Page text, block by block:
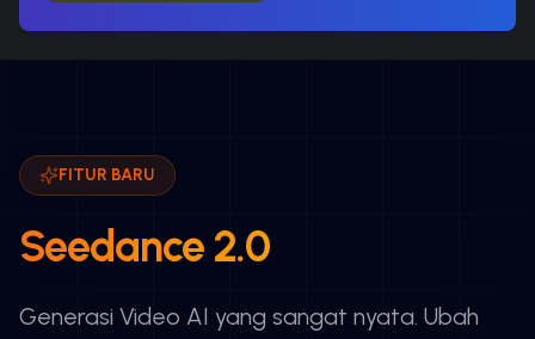
FITUR BARU
Seedance 2.0
Generasi Video AI yang sangat nyata. Ubah